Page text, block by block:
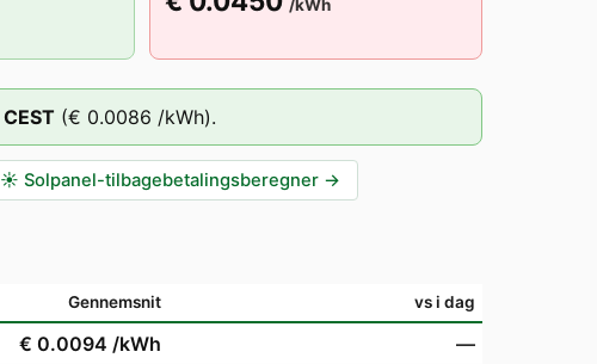
/kWh
CEST (€ 0.0086 /kWh).
☀️ Solpanel-tilbagebetalingsberegner →
Gennemsnit vs i dag
€ 0.0094 /kWh
—